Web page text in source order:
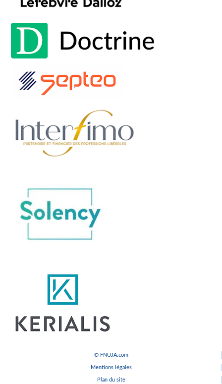
© FNUJA.com
Mentions légales
Plan du site